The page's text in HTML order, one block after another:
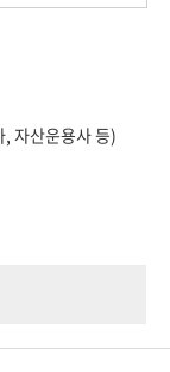
자산운용사 등)